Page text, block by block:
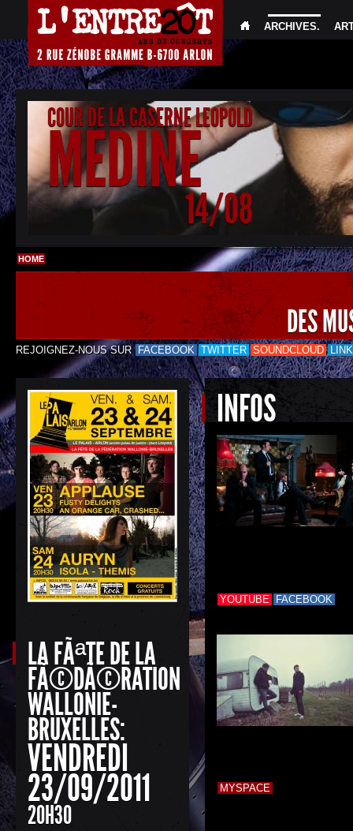
ARCHIVES.
COUR DE LA CASERNE LEOPOLD
MEDINE
14/08
HOME
DES
REJOIGNEZ-NOUS SUR FACEBOOK TWITTER SOUNDCLOUD
LA FÃªTE DE LA
FÃ©DÃ©RATION
WALLONIE-
BRUXELLES:
VENDREDI
23/09/2011
20H30
INFOS
YOUTUBE FACEBOOK
MYSPACE